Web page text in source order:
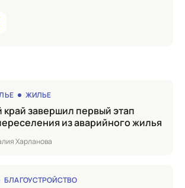
ЖИЛЬЕ
из аварийного жилья
Харланова
БЛАГОУСТРОЙСТВО